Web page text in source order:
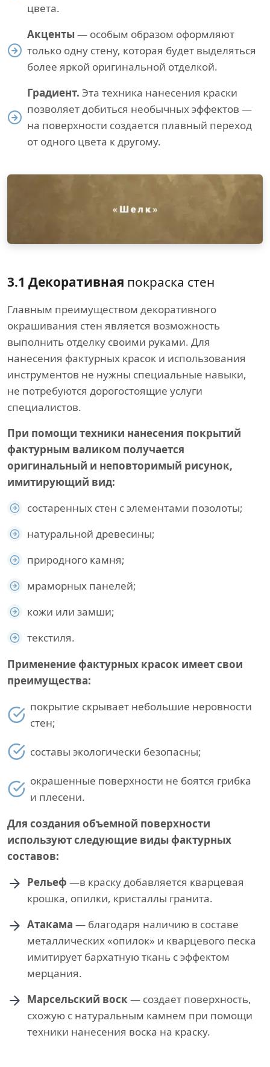
цвета.
Акценты — особым образом оформляют
только одну стену, которая будет выделяться
более яркой оригинальной отделкой.
Градиент. Эта техника нанесения краски
позволяет добиться необычных эффектов —
на поверхности создается плавный переход
от одного цвета к другому.
3.1 Декоративная покраска стен
Главным преимуществом декоративного
окрашивания стен является возможность
выполнить отделку своими руками. Для
нанесения фактурных красок и использования
инструментов не нужны специальные навыки,
не потребуются дорогостоящие услуги
специалистов.
При помощи техники нанесения покрытий
фактурным валиком получается
оригинальный и неповторимый рисунок,
имитирующий вид:
состаренных стен с элементами позолоты;
натуральной древесины;
природного камня;
мраморных панелей;
кожи или замши;
текстиля.
Применение фактурных красок имеет свои
преимущества:
покрытие скрывает небольшие неровности
стен;
составы экологически безопасны;
окрашенные поверхности не боятся грибка
и плесени.
Для создания объемной поверхности
используют следующие виды фактурных
составов:
Рельеф —в краску добавляется кварцевая
крошка, опилки, кристаллы гранита.
Атакама — благодаря наличию в составе
металлических «опилок» и кварцевого песка
имитирует бархатную ткань с эффектом
мерцания.
Марсельский воск— создает поверхность,
схожую с натуральным камнем при помощи
техники нанесения воска на краску.